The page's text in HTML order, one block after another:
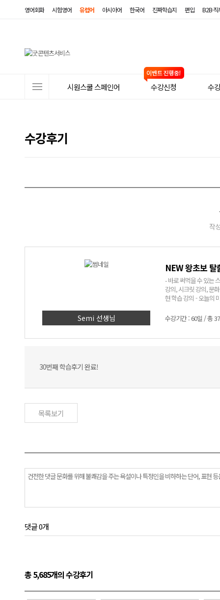
영어회화 시험영어 유럽어 아시아어 한국어 진짜학습지 편입 B2B·
뉴
시원스쿨 스페인어 수강신청 수
수강후기
작
Semi 선생님
NEW 왕초보 탈
- 바로 써먹을 수 있는 스페인어! - 어려운 문법은 NO! 쉽고 재미있는 표
강의, 시크릿 강의, 문화 알기 코너까지! - Semi쌤만 믿고
현 학습 강의 - 오늘의 미
에 입력된 실생활 회화
인어에 대한 자신감
수강기간 : 60일 / 총
30번째 학습후기 완료!
목록보기
댓글 0개
총 5,685개의 수강후기